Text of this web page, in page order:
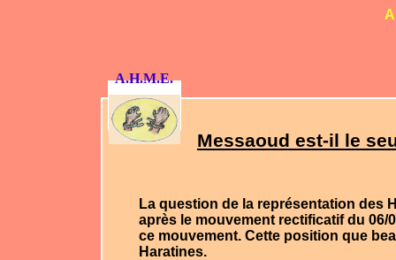
A.H.M.E.
Messaoud est-il le
La question de la représentation des
après le mouvement rectificatifdu 06/
ce mouvement. Cette position que
Haratines.